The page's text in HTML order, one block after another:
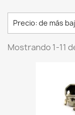
Precio: de más
Mostrando 1-11